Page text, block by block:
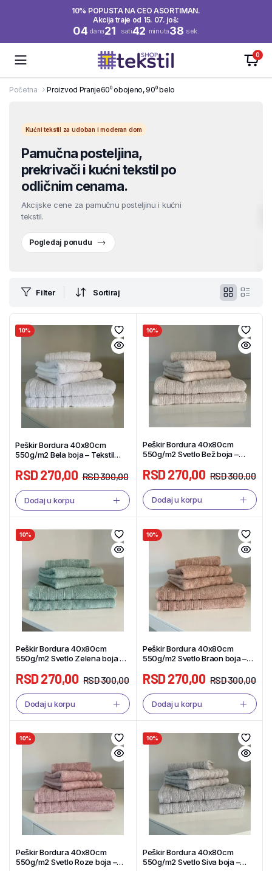
10% POPUSTA NA CEO ASORTIMAN.
Akcija traje od 15. 07. još:
04 dana21 sati42 minuta37 sek.
0
Početna Proizvod Pranje60⁰ obojeno, 90⁰ belo
Kućni tekstil za udoban i moderan dom
Pamučna posteljina,
prekrivači i kućni tekstil po
odličnim cenama.
Akcijske cene za pamučnu posteljinu i kućni
tekstil.
Pogledaj ponudu
Filter Sortiraj
10%
Peškir Bordura 40x80cm
550g/m2 Bela boja – Tekstil
RSD300,00
RSD270,00
Dodaj u korpu
10%
Peškir Bordura 40x80cm
550g/m2 Svetlo Bež boja –
RSD300,00
RSD270,00
Dodaj u korpu
10%
Peškir Bordura 40x80cm
550g/m2 Svetlo Zelena boja –
RSD300,00
RSD270,00
Dodaj u korpu
10%
Peškir Bordura 40x80cm
550g/m2 Svetlo Braon boja –
RSD300,00
RSD270,00
Dodaj u korpu
10%
Peškir Bordura 40x80cm
550g/m2 Svetlo Roze boja –
10%
Peškir Bordura 40x80cm
550g/m2 Svetlo Siva boja –